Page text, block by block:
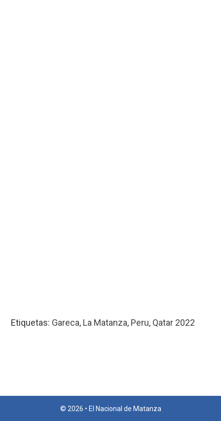
Etiquetas: Gareca, La Matanza, Peru, Qatar 2022
© 2026 • El Nacional de Matanza